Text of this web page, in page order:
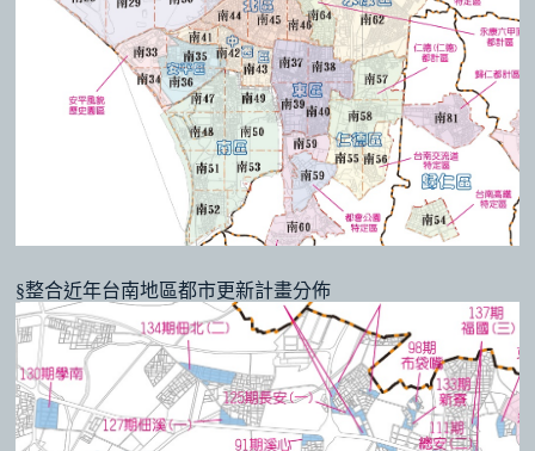
§整合近年台南地區都市更新計畫分佈